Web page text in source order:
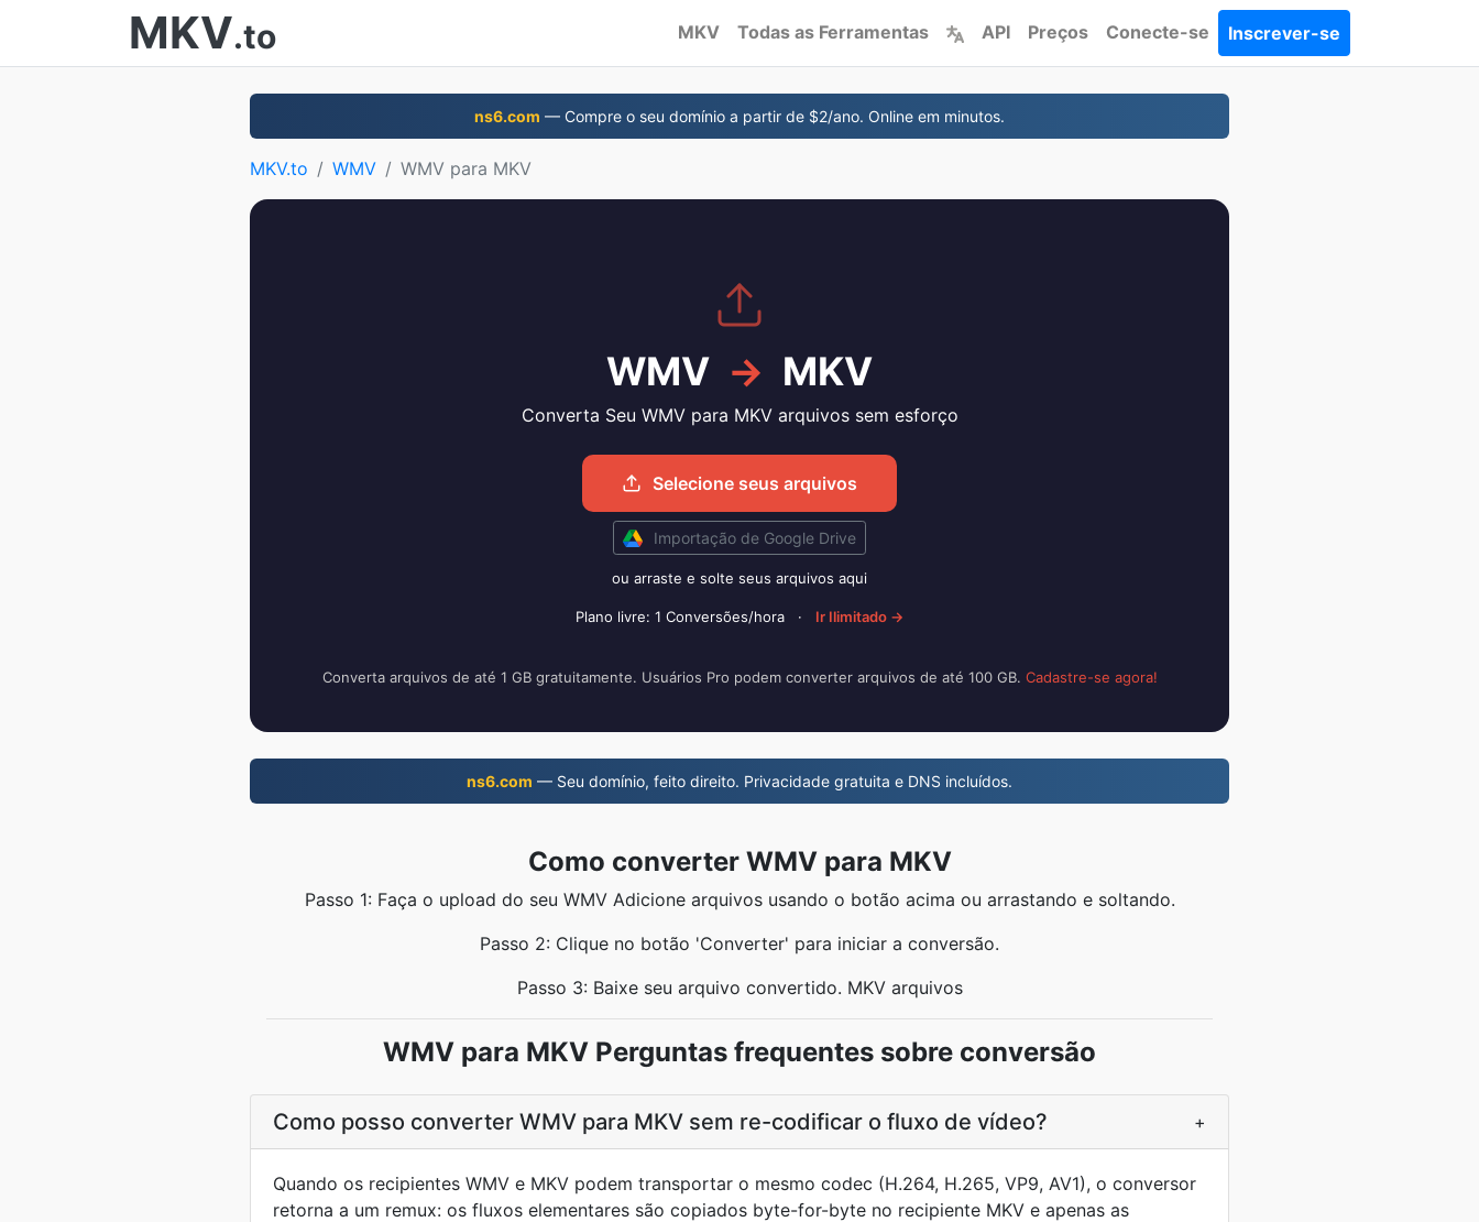
MKV.to MKV Todas as Ferramentas API Preços Conecte-se Inscrever-se
ns6.com — Compre o seu domínio a partir de $2/ano. Online em minutos.
MKV.to WMV WMV para MKV
WMV → MKV
Converta Seu WMV para MKV arquivos sem esforço
Selecione seus arquivos
Importação de Google Drive
ou arraste e solte seus arquivos aqui
Plano livre: 1 Conversões/hora · Ir Ilimitado →
Converta arquivos de até 1 GB gratuitamente. Usuários Pro podem converter arquivos de até 100 GB. Cadastre-se agora!
ns6.com — Seu domínio, feito direito. Privacidade gratuita e DNS incluídos.
Como converter WMV para MKV
Passo 1: Faça o upload do seu WMV Adicione arquivos usando o botão acima ou arrastando e soltando.
Passo 2: Clique no botão 'Converter' para iniciar a conversão.
Passo 3: Baixe seu arquivo convertido. MKV arquivos
WMV para MKV Perguntas frequentes sobre conversão
Como posso converter WMV para MKV sem re-codificar o fluxo de vídeo? +
Quando os recipientes WMV e MKV podem transportar o mesmo codec (H.264, H.265, VP9, AV1), o conversor
retorna a um remux: os fluxos elementares são copiados byte-for-byte no recipiente MKV e apenas as